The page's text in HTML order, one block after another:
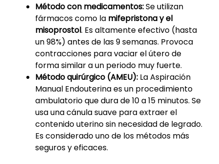
Método con medicamentos:Se utilizan
fármacos como la mifepristona y el
misoprostol. Es altamente efectivo (hasta
un 98%) antes de las 9 semanas. Provoca
contracciones para vaciar el útero de
forma similar a un periodo muy fuerte.
Método quirúrgico (AMEU): La Aspiración
Manual Endouterina es un procedimiento
ambulatorio que dura de 10 a 15 minutos. Se
usa una cánula suave para extraer el
contenido uterino sin necesidad de legrado.
Es considerado uno de los métodos más
seguros y eficaces.